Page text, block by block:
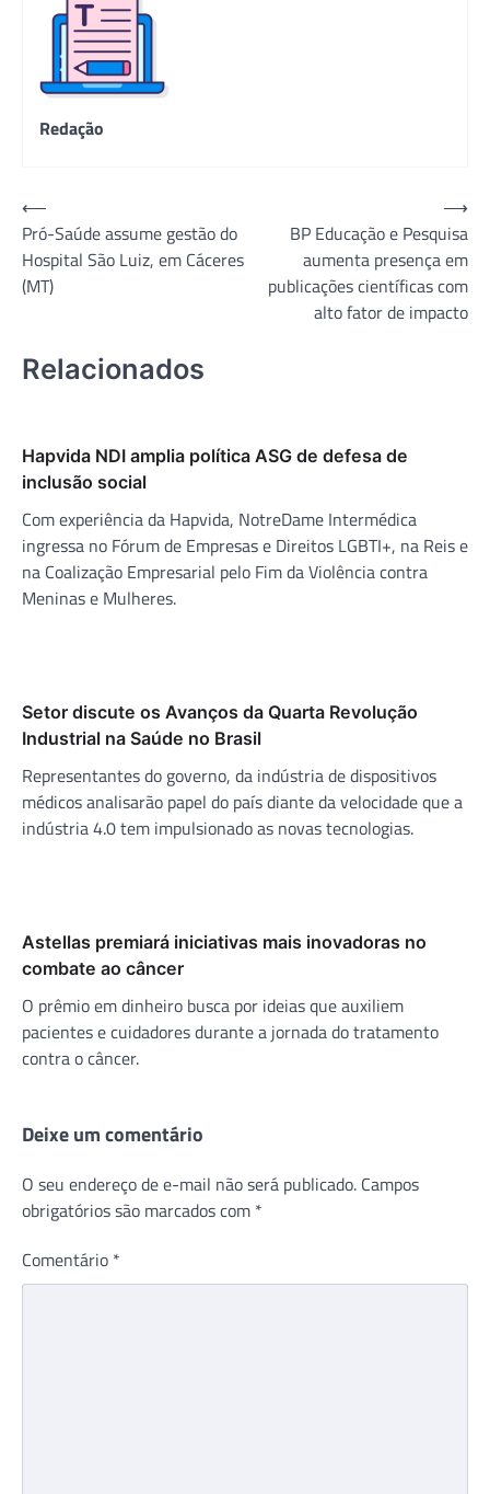
Redação
Navegação
de
Post
⟵
Pró-Saúde assume gestão do
Hospital São Luiz, em Cáceres
(MT)
BP Educação e Pesquisa
aumenta presença em
publicações científicas com
alto fator de impacto
⟶
Relacionados
Hapvida NDI amplia política ASG de defesa de
inclusão social
Com experiência da Hapvida, NotreDame Intermédica
ingressa no Fórum de Empresas e Direitos LGBTI+, na Reis e
na Coalização Empresarial pelo Fim da Violência contra
Meninas e Mulheres.
Setor discute os Avanços da Quarta Revolução
Industrial na Saúde no Brasil
Representantes do governo, da indústria de dispositivos
médicos analisarão papel do país diante da velocidade que a
indústria 4.0 tem impulsionado as novas tecnologias.
Astellas premiará iniciativas mais inovadoras no
combate ao câncer
O prêmio em dinheiro busca por ideias que auxiliem
pacientes e cuidadores durante a jornada do tratamento
contra o câncer.
Deixe um comentário
O seu endereço de e-mail não será publicado. Campos
obrigatórios são marcados com *
Comentário *